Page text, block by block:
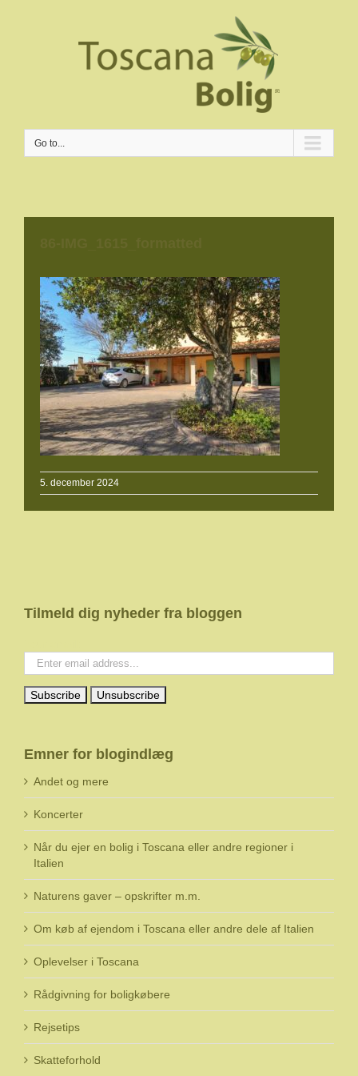
Go to...
5. december 2024
Tilmeld dig nyheder fra bloggen
Emner for blogindlæg
Andet og mere
Koncerter
Når du ejer en bolig i Toscana eller andre regioner i
Italien
Naturens gaver – opskrifter m.m.
Om køb af ejendom i Toscana eller andre dele af Italien
Oplevelser i Toscana
Rådgivning for boligkøbere
Rejsetips
Skatteforhold